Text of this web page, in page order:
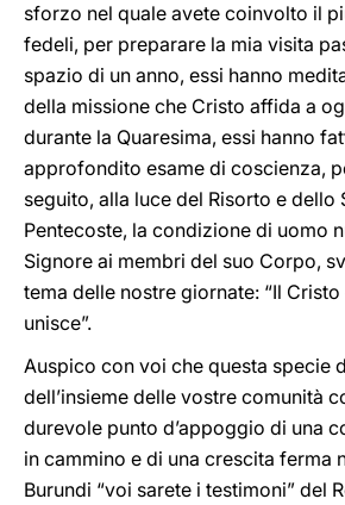
sforzo nel quale avete coinvolto il
fedeli, per preparare la mia visita
spazio di un anno, essi hanno
della missione che Cristo affida a
durante la Quaresima, essi hanno
approfondito esame di coscienza,
seguito, alla luce del Risorto e dello
Pentecoste, la condizione di uomo
Signore ai membri del suo Corpo,
tema delle nostre giornate: “Il
unisce”.
Auspico con voi che questa specie
dell’insieme delle vostre comunità
durevole punto d’appoggio di una
in cammino e di una crescita ferma
Burundi “voi sarete i testimoni” del